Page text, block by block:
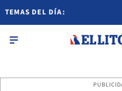
TEMAS DEL DÍA: